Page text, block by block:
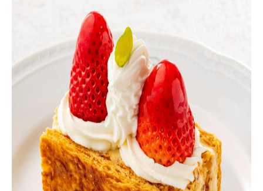
好きが集まる 比べて選べる
ビジネスと働き方のヒント
AI活用のいまが分かる
企業ITのトレンドを詳説
経営リーダーのコミュニティ
マーケ×ITの今がよく分かる
ITエンジニア向け専門サイト